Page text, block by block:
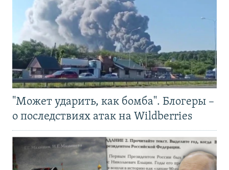
"Может ударить, как бомба". Блогеры –
о последствиях атак на Wildberries